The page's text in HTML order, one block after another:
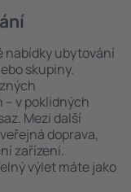
nabídky ubytování
skupiny.
v poklidných
Mezi další
doprava,
zařízení.
výlet máte jako